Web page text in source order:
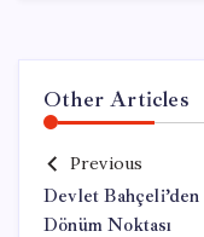
Other Articles
Previous
Devlet
Dönüm Noktası